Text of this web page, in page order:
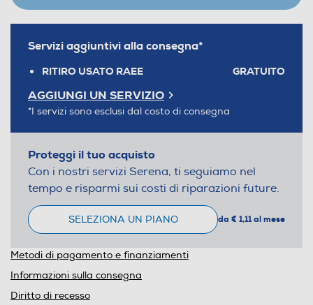
Servizi aggiuntivi alla consegna*
RITIRO USATO RAEE GRATUITO
AGGIUNGI UN SERVIZIO
*I servizi sono esclusi dal costo di consegna
Proteggi il tuo acquisto
Con i nostri servizi Serena, ti seguiamo nel
tempo e risparmi sui costi di riparazioni future.
SELEZIONA UN PIANO da € 1,11 al mese
Metodi di pagamento e finanziamenti
Informazioni sulla consegna
Diritto di recesso